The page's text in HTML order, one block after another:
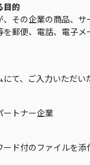
目的
その企業の商品、サ
を郵便、電話、電子メ
て、ご入力いただい
ートナー企業
ード付のファイルを添